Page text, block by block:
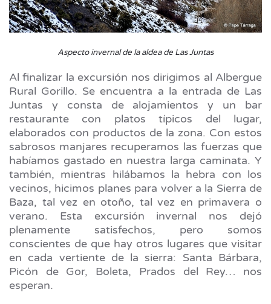
Aspecto invernal de la aldea de Las Juntas
Al finalizar la excursión nos dirigimos al Albergue
Rural Gorillo. Se encuentra a la entrada de Las
Juntas y consta de alojamientos y un bar
restaurante con platos típicos del lugar,
elaborados con productos de la zona. Con estos
sabrosos manjares recuperamos las fuerzas que
habíamos gastado en nuestra larga caminata. Y
también, mientras hilábamos la hebra con los
vecinos, hicimos planes para volver a la Sierra de
Baza, tal vez en otoño, tal vez en primavera o
verano. Esta excursión invernal nos dejó
plenamente satisfechos, pero somos
conscientes de que hay otros lugares que visitar
en cada vertiente de la sierra: Santa Bárbara,
Picón de Gor, Boleta, Prados del Rey… nos
esperan.